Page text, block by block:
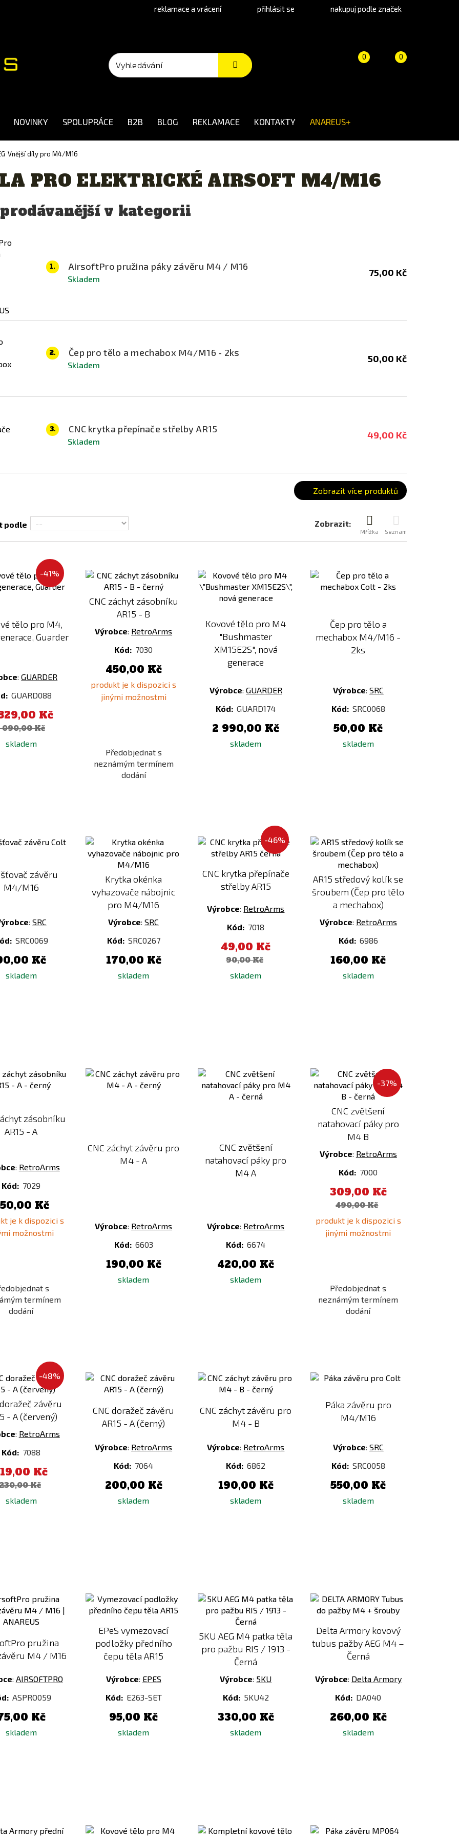
reklamace a vrácení přihlásit se nakupuj podle značek
Košík 0
(prázdný)
Porovnání
0
NOVINKY SPOLUPRÁCE B2B BLOG REKLAMACE KONTAKTY ANAREUS+
Vnější díly pro M4/M16
PRO ELEKTRICKÉ AIRSOFT M4/M16
v kategorii
1. AirsoftPro pružina páky závěru M4 / M16
Skladem
75,00 Kč
2. Čep pro tělo a mechabox M4/M16 - 2ks
Skladem
50,00 Kč
3. CNC krytka přepínače střelby AR15
Skladem
49,00 Kč
Zobrazit více produktů
Zobrazit:
Mřížka Seznam
podle
-41%
tělo pro M4,
Guarder
:GUARDER
GUARD088
Kč
090,00 Kč
skladem
Přidat
k
porovnání
CNC záchyt zásobníku
AR15 - B
Výrobce: RetroArms
Kód: 7030
450,00 Kč
produkt je k dispozici s
jinými možnostmi
Předobjednat s
neznámým termínem
dodání
k
porovnání
Kovové tělo pro M4
"Bushmaster
XM15E2S", nová
generace
Výrobce: GUARDER
Kód: GUARD174
2 990,00 Kč
skladem
porovnání
Čep pro tělo a
mechabox M4/M16 -
2ks
Výrobce: SRC
Kód: SRC0068
50,00 Kč
skladem
závěru
M4/M16
: SRC
SRC0069
Kč
skladem
k
porovnání
Krytka okénka
vyhazovače nábojnic
pro M4/M16
Výrobce:SRC
Kód: SRC0267
170,00 Kč
skladem
porovnání
-46%
CNC krytka přepínače
střelby AR15
Výrobce: RetroArms
Kód: 7018
49,00 Kč
90,00 Kč
skladem
Přidat
k
porovnání
AR15 středový kolík se
šroubem (Čep pro tělo
a mechabox)
Výrobce: RetroArms
Kód: 6986
160,00 Kč
skladem
k
porovnání
zásobníku
AR15 - A
: RetroArms
Kód: 7029
Kč
je k dispozici s
možnostmi
s
termínem
dodání
k
CNC záchyt závěru pro
M4 - A
Výrobce: RetroArms
Kód: 6603
190,00 Kč
skladem
k
porovnání
CNC zvětšení
natahovací páky pro
M4 A
Výrobce: RetroArms
Kód: 6674
420,00 Kč
skladem
porovnání
-37%
CNC zvětšení
natahovací páky pro
M4 B
Výrobce: RetroArms
Kód: 7000
309,00 Kč
490,00 Kč
produkt je k dispozici s
jinými možnostmi
Předobjednat s
neznámým termínem
dodání
k
porovnání
-48%
závěru
- A (červený)
: RetroArms
Kód: 7088
Kč
Kč
skladem
Přidat
k
CNC doražeč závěru
AR15 - A (černý)
Výrobce: RetroArms
Kód: 7064
200,00 Kč
skladem
CNC záchyt závěru pro
M4 - B
Výrobce: RetroArms
Kód: 6862
190,00 Kč
skladem
k
Páka závěru pro
M4/M16
Výrobce: SRC
Kód: SRC0058
550,00 Kč
skladem
k
pružina
M4 / M16
: AIRSOFTPRO
ASPRO059
Kč
skladem
porovnání
EPeS vymezovací
podložky předního
čepu těla AR15
Výrobce: EPES
Kód: E263-SET
95,00 Kč
skladem
k
porovnání
5KU AEG M4 patka těla
pro pažbu RIS / 1913 -
Černá
Výrobce: 5KU
Kód: 5KU42
330,00 Kč
skladem
k
porovnání
Delta Armory kovový
tubus pažby AEG M4 –
Černá
Výrobce: Delta Armory
Kód: DA040
260,00 Kč
skladem
k
k
k